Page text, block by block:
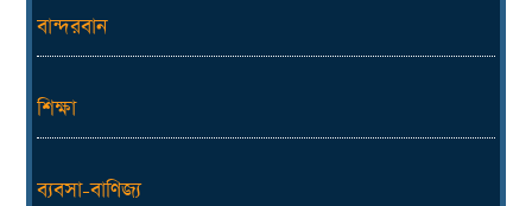
বান্দরবান
শিক্ষা
ব্যবসা-বাণিজ্য